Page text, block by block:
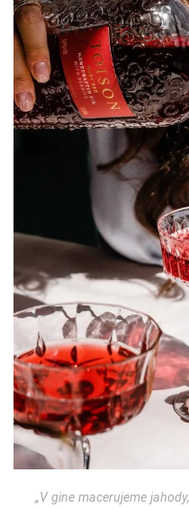
„V gine macerujeme